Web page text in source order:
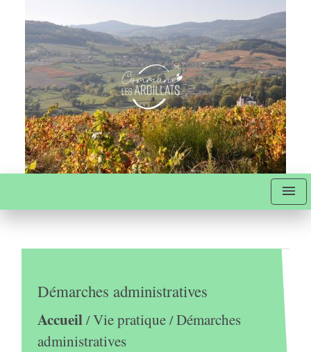
menu
Démarches administratives
Accueil/Vie pratique/Démarches
administratives